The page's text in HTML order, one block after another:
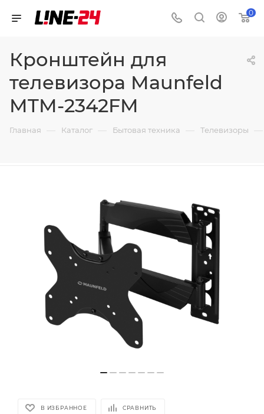
0
Кронштейн для
телевизора Maunfeld
MTM-2342FM
Главная — Каталог — Бытовая техника — Телевизоры —
В ИЗБРАННОЕ СРАВНИТЬ